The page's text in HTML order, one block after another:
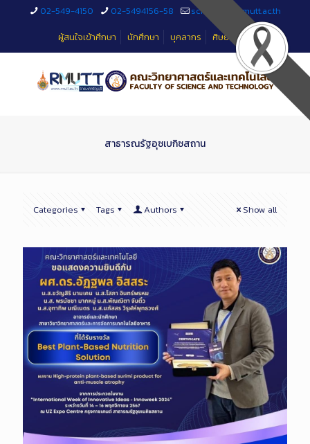
02-549-4150 02-5494156-58
sciteched@rmutt.ac.th
ผู้สนใจเข้าศึกษา
นักศึกษา บุคลากร ศิษย์เก่า
สาธารณรัฐอุซเบกิซสถาน
Categories Tags Authors Show all